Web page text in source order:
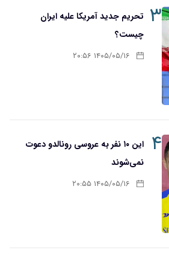
۳ تحریم‌ جدید آمریکا علیه ایران
چیست؟
۱۴۰۵/۰۵/۱۶ ۲۰:۵۶
۴
این ۱۰ نفر به عروسی رونالدو دعوت
نمی‌شوند
۱۴۰۵/۰۵/۱۶ ۲۰:۵۵